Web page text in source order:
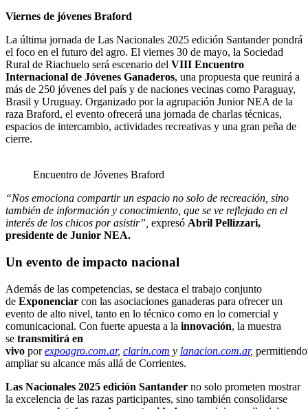
Viernes de jóvenes Braford
La última jornada de Las Nacionales 2025 edición Santander pondrá
el foco en el futuro del agro. El viernes 30 de mayo, la Sociedad
Rural de Riachuelo será escenario del VIII Encuentro
Internacional de Jóvenes Ganaderos, una propuesta que reunirá a
más de 250 jóvenes del país y de naciones vecinas como Paraguay,
Brasil y Uruguay. Organizado por la agrupación Junior NEA de la
raza Braford, el evento ofrecerá una jornada de charlas técnicas,
espacios de intercambio, actividades recreativas y una gran peña de
cierre.
Encuentro de Jóvenes Braford
“Nos emociona compartir un espacio no solo de recreación, sino
también de información y conocimiento, que se ve reflejado en el
interés de los chicos por asistir”, expresó Abril Pellizzari,
presidente de Junior NEA.
Un evento de impacto nacional
Además de las competencias, se destaca el trabajo conjunto
de Exponenciar con las asociaciones ganaderas para ofrecer un
evento de alto nivel, tanto en lo técnico como en lo comercial y
comunicacional. Con fuerte apuesta a la innovación, la muestra
se transmitirá en
vivo porexpoagro.com.ar, clarin.com y lanacion.com.ar, permitiendo
ampliar su alcance más allá de Corrientes.
Las Nacionales 2025 edición Santander no solo prometen mostrar
la excelencia de las razas participantes, sino también consolidarse